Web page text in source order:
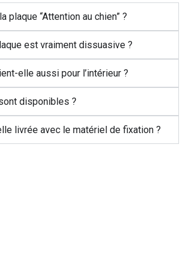
plaque “Attention au chien” ?
est vraiment dissuasive ?
elle aussi pour l’intérieur ?
disponibles ?
livrée avec le matériel de fixation ?